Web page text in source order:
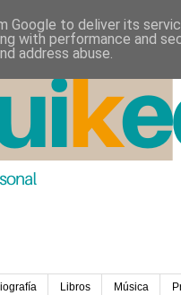
Libros Música
Google to deliver its
with performance and
address abuse.